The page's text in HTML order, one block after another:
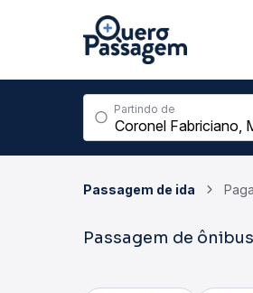
Partindo de
Passagem de ida
Passagem de